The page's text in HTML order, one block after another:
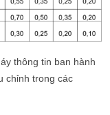
thông tin ban hành
chỉnh trong các